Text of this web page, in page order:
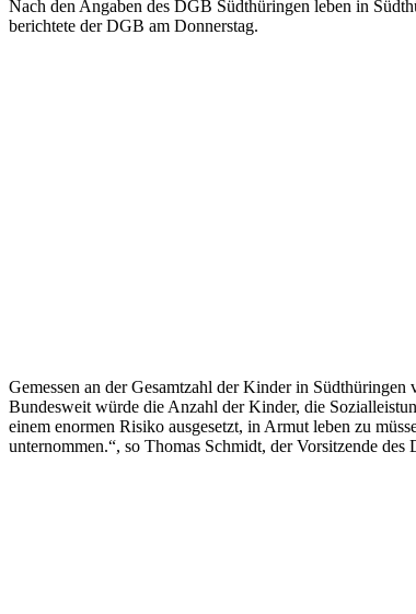
Nach den Angaben des DGB Südthüringen leben in
berichtete der DGB am Donnerstag.
Gemessen an der Gesamtzahl der Kinder in
Bundesweit würde die Anzahl der Kinder, die
einem enormen Risiko ausgesetzt, in Armut leben zu
unternommen.“, so Thomas Schmidt, der Vorsitzende